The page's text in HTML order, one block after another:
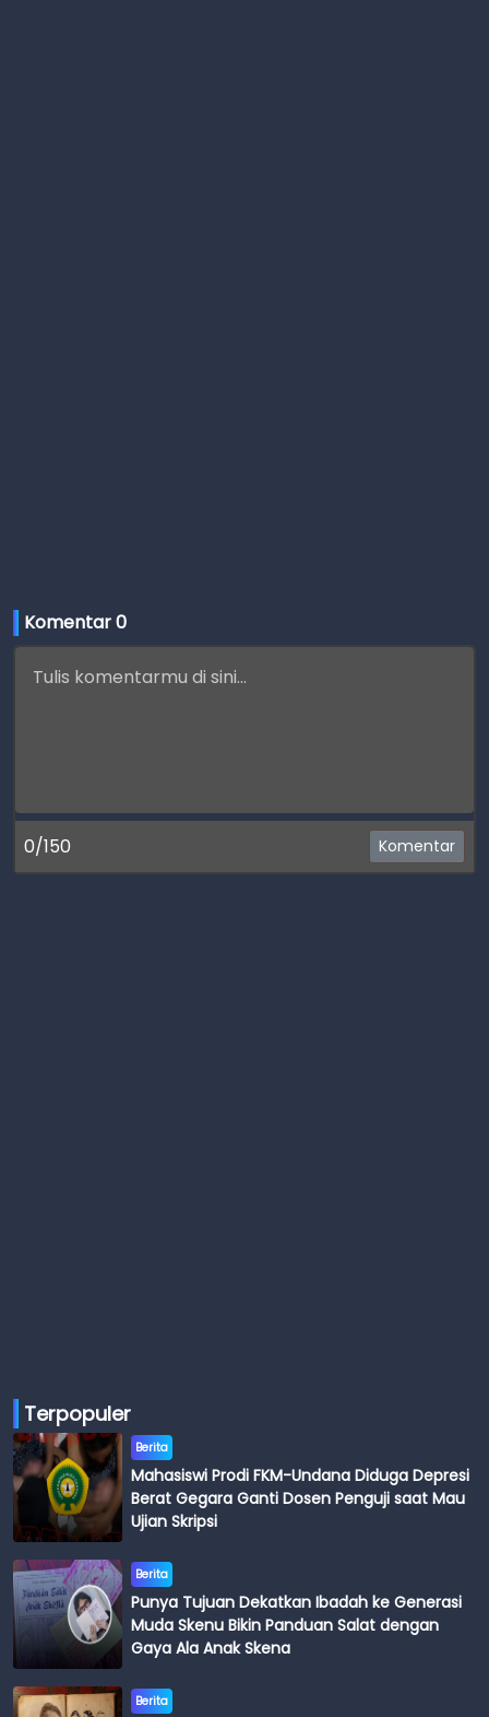
Komentar 0
0/150 Komentar
Terpopuler
Berita
Mahasiswi Prodi FKM-Undana Diduga Depresi
Berat Gegara Ganti Dosen Penguji saat Mau
Ujian Skripsi
Berita
Punya Tujuan Dekatkan Ibadah ke Generasi
Muda Skenu Bikin Panduan Salat dengan
Gaya Ala Anak Skena
Berita